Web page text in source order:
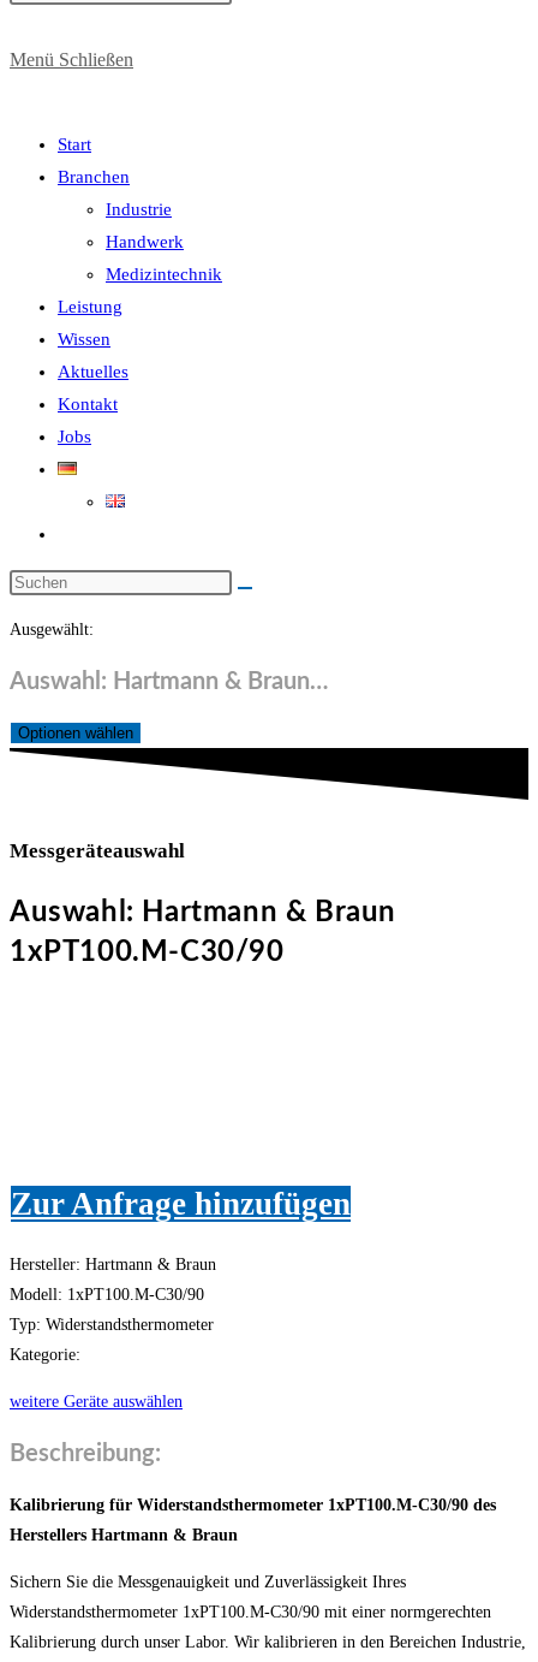
Suche
Menü Schließen
Start
Branchen
Industrie
Handwerk
Medizintechnik
Leistung
Wissen
Aktuelles
Kontakt
Jobs
umschalten
Diese
durchsuchen
Ausgewählt:
Auswahl: Hartmann & Braun…
Optionen wählen
Messgeräteauswahl
Auswahl: Hartmann & Braun
1xPT100.M-C30/90
Zur Anfrage hinzufügen
Hersteller: Hartmann & Braun
Modell: 1xPT100.M-C30/90
Typ: Widerstandsthermometer
Kategorie:
weitere Geräte auswählen
Beschreibung:
Kalibrierung für Widerstandsthermometer 1xPT100.M-C30/90 des
Herstellers Hartmann & Braun
Sichern Sie die Messgenauigkeit und Zuverlässigkeit Ihres
Widerstandsthermometer 1xPT100.M-C30/90 mit einer normgerechten
Kalibrierung durch unser Labor. Wir kalibrieren in den Bereichen Industrie,